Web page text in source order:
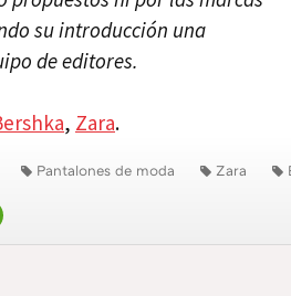
su introducción una
de editores.
, Zara.
Pantalones de moda Zara